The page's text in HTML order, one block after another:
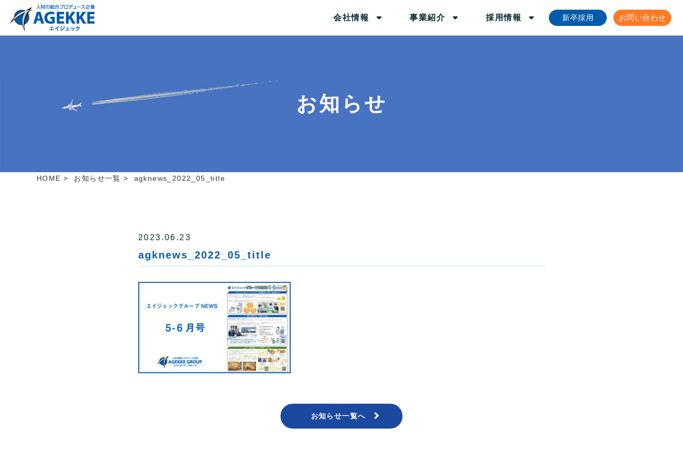
お問い合わせ
新卒採用
会社情報 事業紹介 採用情報
お知らせ
HOME > お知らせ一覧 > agknews_2022_05_title
2023.06.23
agknews_2022_05_title
お知らせ一覧へ